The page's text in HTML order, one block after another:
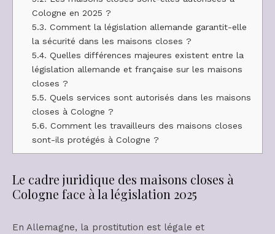
Cologne en 2025 ?
5.3. Comment la législation allemande garantit-elle
la sécurité dans les maisons closes ?
5.4. Quelles différences majeures existent entre la
législation allemande et française sur les maisons
closes ?
5.5. Quels services sont autorisés dans les maisons
closes à Cologne ?
5.6. Comment les travailleurs des maisons closes
sont-ils protégés à Cologne ?
Le cadre juridique des maisons closes à
Cologne face à la législation 2025
En Allemagne, la prostitution est légale et